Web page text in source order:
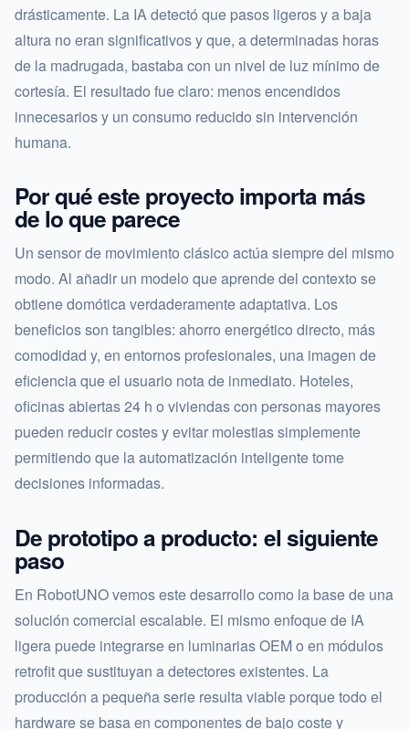
drásticamente. La IA detectó que pasos ligeros y a baja
altura no eran significativos y que, a determinadas horas
de la madrugada, bastaba con un nivel de luz mínimo de
cortesía. El resultado fue claro: menos encendidos
innecesarios y un consumo reducido sin intervención
humana.
Por qué este proyecto importa más
de lo que parece
Un sensor de movimiento clásico actúa siempre del mismo
modo. Al añadir un modelo que aprende del contexto se
obtiene domótica verdaderamente adaptativa. Los
beneficios son tangibles: ahorro energético directo, más
comodidad y, en entornos profesionales, una imagen de
eficiencia que el usuario nota de inmediato. Hoteles,
oficinas abiertas 24 h o viviendas con personas mayores
pueden reducir costes y evitar molestias simplemente
permitiendo que la automatización inteligente tome
decisiones informadas.
De prototipo a producto: el siguiente
paso
En RobotUNO vemos este desarrollo como la base de una
solución comercial escalable. El mismo enfoque de IA
ligera puede integrarse en luminarias OEM o en módulos
retrofit que sustituyan a detectores existentes. La
producción a pequeña serie resulta viable porque todo el
hardware se basa en componentes de bajo coste y